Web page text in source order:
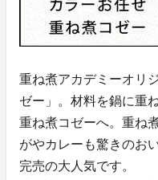
重ね煮アカデミーオリ
ゼー」。材料を鍋に重
重ね煮コゼーへ。重ね
がやカレーも驚きのお
完売の大人気です。